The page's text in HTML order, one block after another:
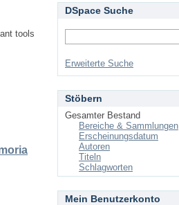
tools
DSpace Suche
Erweiterte Suche
Stöbern
Gesamter Bestand
Bereiche & Sammlungen
Erscheinungsdatum
Autoren
Titeln
Schlagworten
Mein Benutzerkonto